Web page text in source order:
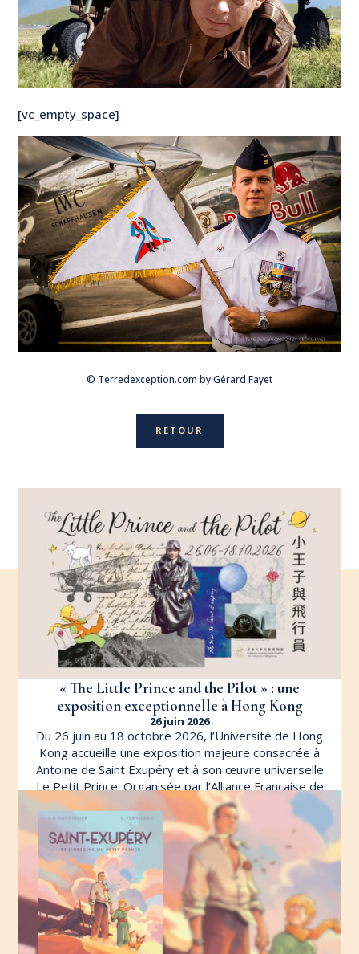
[vc_empty_space]
© Terredexception.com by Gérard Fayet
RETOUR
« The Little Prince and the Pilot » : une
exposition exceptionnelle à Hong Kong
26 juin 2026
Du 26 juin au 18 octobre 2026, l’Université de Hong
Kong accueille une exposition majeure consacrée à
Antoine de Saint Exupéry et à son œuvre universelle
Le Petit Prince. Organisée par l’Alliance Française de
Hong Kong en partenariat avec le University Museum
and Art Gallery […]
LIRE L'ARTICLE